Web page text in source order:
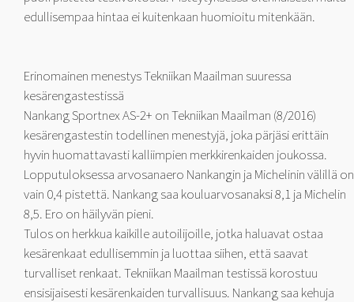
edullisempaa hintaa ei kuitenkaan huomioitu mitenkään.
Erinomainen menestys Tekniikan Maailman suuressa
kesärengastestissä
Nankang Sportnex AS-2+ on Tekniikan Maailman (8/2016)
kesärengastestin todellinen menestyjä, joka pärjäsi erittäin
hyvin huomattavasti kalliimpien merkkirenkaiden joukossa.
Lopputuloksessa arvosanaero Nankangin ja Michelinin välillä on
vain 0,4 pistettä. Nankang saa kouluarvosanaksi 8,1 ja Michelin
8,5. Ero on häilyvän pieni.
Tulos on herkkua kaikille autoilijoille, jotka haluavat ostaa
kesärenkaat edullisemmin ja luottaa siihen, että saavat
turvalliset renkaat. Tekniikan Maailman testissä korostuu
ensisijaisesti kesärenkaiden turvallisuus. Nankang saa kehuja